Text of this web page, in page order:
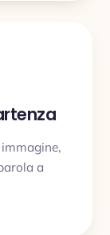
a